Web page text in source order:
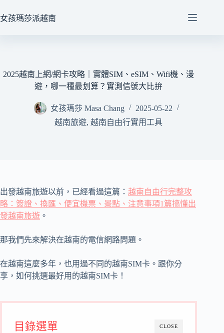
至
女孩瑪莎派越南
2025越南上網/網卡攻略｜實體SIM、eSIM、Wifi機、漫
遊，哪一種最划算？實測信號大比拚
女孩瑪莎 Masa Chang
2025-05-22
越南旅遊,越南自由行實用工具
出發越南旅遊以前，已經看過這篇： 越南自由行完整攻
略：簽證、換匯、便宜機票、景點、注意事項1篇搞懂出
發越南旅遊 。
那我們先來解決在越南的電信網路問題。
在越南這麼多年，也用過不同的越南SIM卡。跟你分
享，如何挑選最好用的越南SIM卡！
CLOSE
目錄選單